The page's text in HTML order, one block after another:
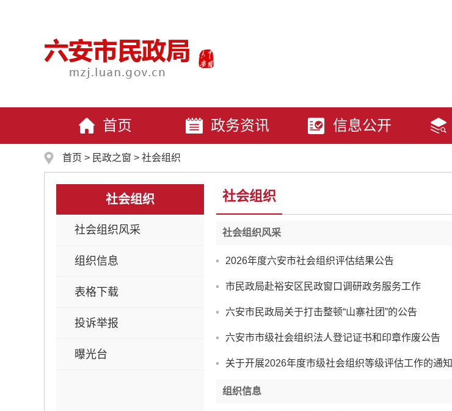
首页 政务资讯 信息公开
首页 > 民政之窗 > 社会组织
社会组织
社会组织风采
组织信息
表格下载
投诉举报
曝光台
社会组织
社会组织风采
2026年度六安市社会组织评估结果公告
市民政局赴裕安区民政窗口调研政务服务工作
六安市民政局关于打击整顿“山寨社团”的公告
六安市市级社会组织法人登记证书和印章作废公告
关于开展2026年度市级社会组织等级评估工作的通知
组织信息